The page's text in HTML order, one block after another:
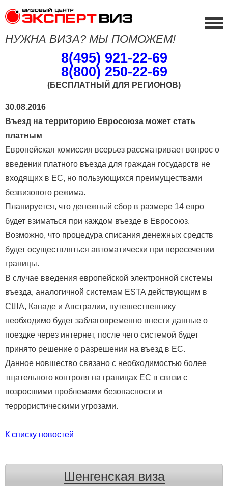
НУЖНА ВИЗА? МЫ ПОМОЖЕМ!
8(495) 921-22-69
8(800) 250-22-69
(БЕСПЛАТНЫЙ ДЛЯ РЕГИОНОВ)
30.08.2016
Въезд на территорию Евросоюза может стать
платным
Европейская комиссия всерьез рассматривает вопрос о
введении платного въезда для граждан государств не
входящих в ЕС, но пользующихся преимуществами
безвизового режима.
Планируется, что денежный сбор в размере 14 евро
будет взиматься при каждом въезде в Евросоюз.
Возможно, что процедура списания денежных средств
будет осуществляться автоматически при пересечении
границы.
В случае введения европейской электронной системы
въезда, аналогичной системам ЕSTA действующим в
США, Канаде и Австралии, путешественнику
необходимо будет заблаговременно внести данные о
поездке через интернет, после чего системой будет
принято решение о разрешении на въезд в ЕС.
Данное новшество связано с необходимостью более
тщательного контроля на границах ЕС в связи с
возросшими проблемами безопасности и
террористическими угрозами.
К списку новостей
Шенгенская виза